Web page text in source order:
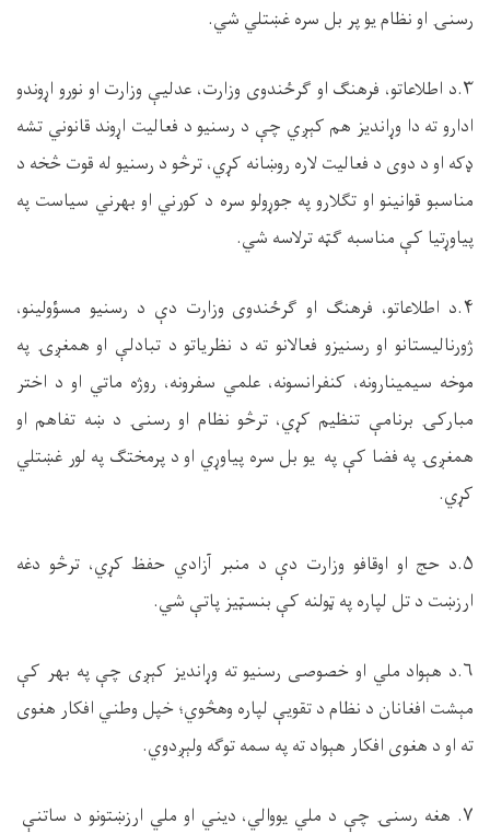
رسنۍ او نظام يو پر بل سره غښتلي شي.
۳.د اطلاعاتو، فرهنګ او ګرځندوی وزارت، عدليې وزارت او نورو اړوندو
ادارو ته دا وړانديز هم کېږي چې د رسنيو د فعاليت اړوند قانوني تشه
ډکه او د دوی د فعاليت لاره روښانه کړي، ترڅو د رسنیو له قوت څخه د
مناسبو قوانينو او تګلارو په جوړولو سره د کورني او بهرني سياست په
پياوړتيا کې مناسبه ګټه ترلاسه شي.
۴.د اطلاعاتو، فرهنګ او ګرځندوی وزارت دې د رسنيو مسؤولینو،
ژورناليستانو او رسنيزو فعالانو ته د نظرياتو د تبادلې او همغږۍ په
موخه سيمينارونه، کنفرانسونه، علمي سفرونه، روژه ماتي او د اختر
مبارکۍ برنامې تنظيم کړي، ترڅو نظام او رسنۍ د ښه تفاهم او
همغږۍ په فضا کې په يو بل سره پياوړي او د پرمختګ په لور غښتلي
کړي.
۵.د حج او اوقافو وزارت دې د منبر آزادي حفظ کړي، ترڅو دغه
ارزښت د تل لپاره په ټولنه کې بنسټيز پاتې شي.
۶.د هېواد ملي او خصوصی رسنیو ته وړاندیز کېږی چې په بهر کې
مېشت افغانان د نظام د تقویې لپاره وهڅوي؛ خپل وطني افکار هغوی
ته او د هغوی افکار هېواد ته په سمه توګه ولېږدوي.
۷. هغه رسنۍ چې د ملي یووالي، دیني او ملي ارزښتونو د ساتنې